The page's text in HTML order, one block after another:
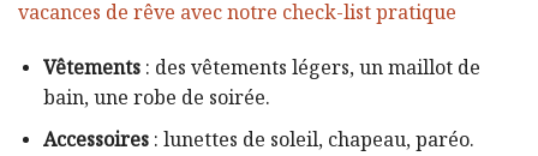
vacances de rêve avec notre check-list pratique
Vêtements: des vêtements légers, un maillot de
bain, une robe de soirée.
Accessoires: lunettes de soleil, chapeau, paréo.